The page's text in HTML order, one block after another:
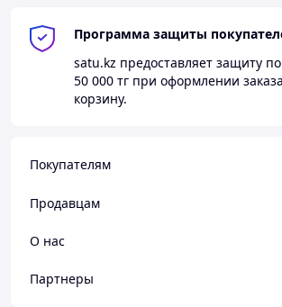
Программа защиты
satu.kz предоставляет защиту
50 000 тг при оформлении
корзину.
Покупателям
Продавцам
О нас
Партнеры